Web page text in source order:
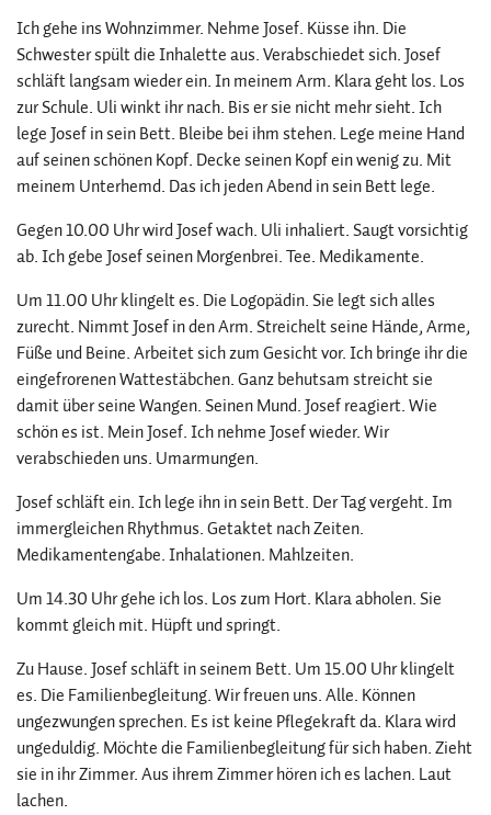
Ich gehe ins Wohnzimmer. Nehme Josef. Küsse ihn. Die
Schwester spült die Inhalette aus. Verabschiedet sich. Josef
schläft langsam wieder ein. In meinem Arm. Klara geht los. Los
zur Schule. Uli winkt ihr nach. Bis er sie nicht mehr sieht. Ich
lege Josef in sein Bett. Bleibe bei ihm stehen. Lege meine Hand
auf seinen schönen Kopf. Decke seinen Kopf ein wenig zu. Mit
meinem Unterhemd. Das ich jeden Abend in sein Bett lege.
Gegen 10.00 Uhr wird Josef wach. Uli inhaliert. Saugt vorsichtig
ab. Ich gebe Josef seinen Morgenbrei. Tee. Medikamente.
Um 11.00 Uhr klingelt es. Die Logopädin. Sie legt sich alles
zurecht. Nimmt Josef in den Arm. Streichelt seine Hände, Arme,
Füße und Beine. Arbeitet sich zum Gesicht vor. Ich bringe ihr die
eingefrorenen Wattestäbchen. Ganz behutsam streicht sie
damit über seine Wangen. Seinen Mund. Josef reagiert. Wie
schön es ist. Mein Josef. Ich nehme Josef wieder. Wir
verabschieden uns. Umarmungen.
Josef schläft ein. Ich lege ihn in sein Bett. Der Tag vergeht. Im
immergleichen Rhythmus. Getaktet nach Zeiten.
Medikamentengabe. Inhalationen. Mahlzeiten.
Um 14.30 Uhr gehe ich los. Los zum Hort. Klara abholen. Sie
kommt gleich mit. Hüpft und springt.
Zu Hause. Josef schläft in seinem Bett. Um 15.00 Uhr klingelt
es. Die Familienbegleitung. Wir freuen uns. Alle. Können
ungezwungen sprechen. Es ist keine Pflegekraft da. Klara wird
ungeduldig. Möchte die Familienbegleitung für sich haben. Zieht
sie in ihr Zimmer. Aus ihrem Zimmer hören ich es lachen. Laut
lachen.